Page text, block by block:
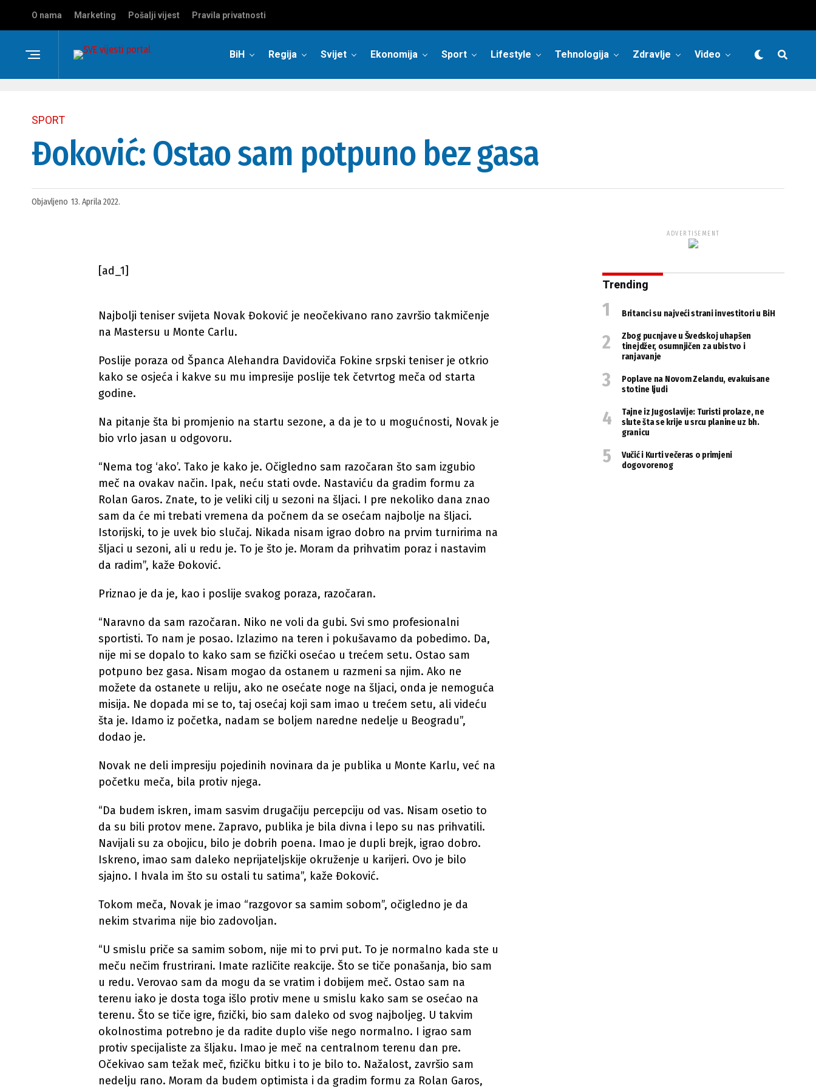
O nama Marketing Pošalji vijest Pravila privatnosti
BiH Regija Svijet Ekonomija Sport Lifestyle Tehnologija Zdravlje Video
SPORT
Đoković: Ostao sam potpuno bez gasa
Objavljeno 13. Aprila 2022.
[ad_1]
Najbolji teniser svijeta Novak Đoković je neočekivano rano završio takmičenje
na Mastersu u Monte Carlu.
Poslije poraza od Španca Alehandra Davidoviča Fokine srpski teniser je otkrio
kako se osjeća i kakve su mu impresije poslije tek četvrtog meča od starta
godine.
Na pitanje šta bi promjenio na startu sezone, a da je to u mogućnosti, Novak je
bio vrlo jasan u odgovoru.
“Nema tog ‘ako’. Tako je kako je. Očigledno sam razočaran što sam izgubio
meč na ovakav način. Ipak, neću stati ovde. Nastaviću da gradim formu za
Rolan Garos. Znate, to je veliki cilj u sezoni na šljaci. I pre nekoliko dana znao
sam da će mi trebati vremena da počnem da se osećam najbolje na šljaci.
Istorijski, to je uvek bio slučaj. Nikada nisam igrao dobro na prvim turnirima na
šljaci u sezoni, ali u redu je. To je što je. Moram da prihvatim poraz i nastavim
da radim”, kaže Đoković.
Priznao je da je, kao i poslije svakog poraza, razočaran.
“Naravno da sam razočaran. Niko ne voli da gubi. Svi smo profesionalni
sportisti. To nam je posao. Izlazimo na teren i pokušavamo da pobedimo. Da,
nije mi se dopalo to kako sam se fizički osećao u trećem setu. Ostao sam
potpuno bez gasa. Nisam mogao da ostanem u razmeni sa njim. Ako ne
možete da ostanete u reliju, ako ne osećate noge na šljaci, onda je nemoguća
misija. Ne dopada mi se to, taj osećaj koji sam imao u trećem setu, ali videću
šta je. Idamo iz početka, nadam se boljem naredne nedelje u Beogradu”,
dodao je.
Novak ne deli impresiju pojedinih novinara da je publika u Monte Karlu, već na
početku meča, bila protiv njega.
“Da budem iskren, imam sasvim drugačiju percepciju od vas. Nisam osetio to
da su bili protov mene. Zapravo, publika je bila divna i lepo su nas prihvatili.
Navijali su za obojicu, bilo je dobrih poena. Imao je dupli brejk, igrao dobro.
Iskreno, imao sam daleko neprijateljskije okruženje u karijeri. Ovo je bilo
sjajno. I hvala im što su ostali tu satima”, kaže Đoković.
Tokom meča, Novak je imao “razgovor sa samim sobom”, očigledno je da
nekim stvarima nije bio zadovoljan.
“U smislu priče sa samim sobom, nije mi to prvi put. To je normalno kada ste u
meču nečim frustrirani. Imate različite reakcije. Što se tiče ponašanja, bio sam
u redu. Verovao sam da mogu da se vratim i dobijem meč. Ostao sam na
terenu iako je dosta toga išlo protiv mene u smislu kako sam se osećao na
terenu. Što se tiče igre, fizički, bio sam daleko od svog najboljeg. U takvim
okolnostima potrebno je da radite duplo više nego normalno. I igrao sam
protiv specijaliste za šljaku. Imao je meč na centralnom terenu dan pre.
Očekivao sam težak meč, fizičku bitku i to je bilo to. Nažalost, završio sam
nedelju rano. Moram da budem optimista i da gradim formu za Rolan Garos,
ADVERTISEMENT
Trending
Britanci su najveći strani investitori u BiH
Zbog pucnjave u Švedskoj uhapšen
tinejdžer, osumnjičen za ubistvo i
ranjavanje
Poplave na Novom Zelandu, evakuisane
stotine ljudi
Tajne iz Jugoslavije: Turisti prolaze, ne
slute šta se krije u srcu planine uz bh.
granicu
Vučić i Kurti večeras o primjeni
dogovorenog